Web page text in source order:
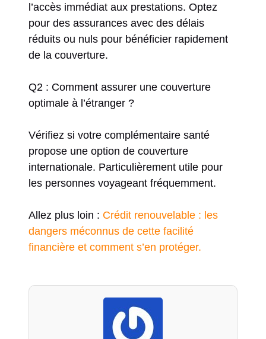
l’accès immédiat aux prestations. Optez
pour des assurances avec des délais
réduits ou nuls pour bénéficier rapidement
de la couverture.
Q2 : Comment assurer une couverture
optimale à l’étranger ?
Vérifiez si votre complémentaire santé
propose une option de couverture
internationale. Particulièrement utile pour
les personnes voyageant fréquemment.
Allez plus loin : Crédit renouvelable : les
dangers méconnus de cette facilité
financière et comment s’en protéger.